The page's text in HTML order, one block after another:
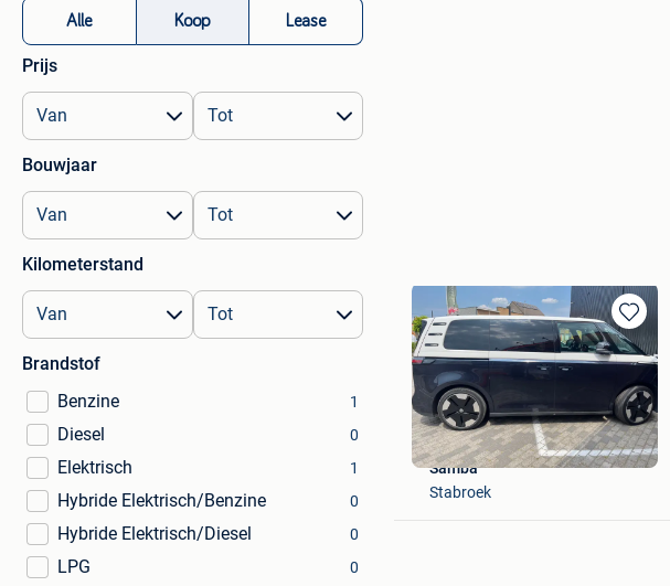
Alle Koop Lease
Prijs
Bouwjaar
Kilometerstand
Brandstof
Benzine
1
Diesel 0
Elektrisch 1
Hybride Elektrisch/Benzine 0
Hybride Elektrisch/Diesel 0
LPG 0
Bewaren
in
Favorieten
Samba
Stabroek